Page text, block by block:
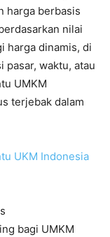
harga berbasis
nilai
harga dinamis, di
pasar, waktu, atau
UMKM
terjebak dalam
UKM Indonesia
bagi UMKM